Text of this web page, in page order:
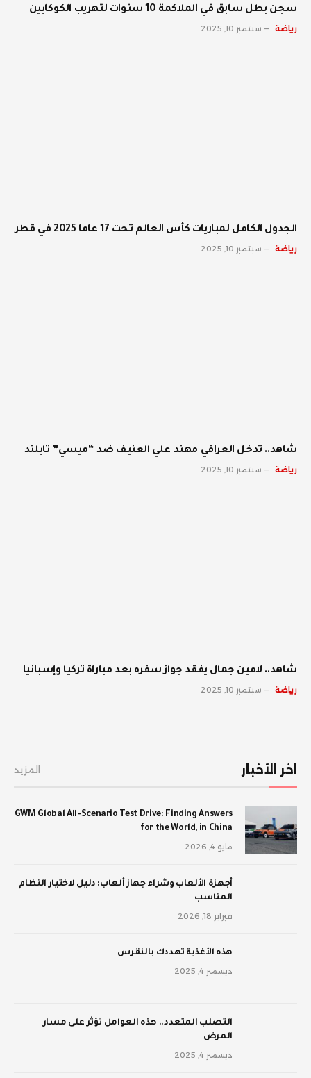
سجن بطل سابق في الملاكمة 10 سنوات لتهريب الكوكايين
رياضة سبتمبر 10, 2025
الجدول الكامل لمباريات كأس العالم تحت 17 عاما 2025 في قطر
رياضة سبتمبر 10, 2025
شاهد.. تدخل العراقي مهند علي العنيف ضد “ميسي” تايلند
رياضة سبتمبر 10, 2025
شاهد.. لامين جمال يفقد جواز سفره بعد مباراة تركيا وإسبانيا
رياضة سبتمبر 10, 2025
اخر الأخبار المزيد
GWM Global All-Scenario Test Drive: Finding Answers
for the World, in China
مايو 4, 2026
أجهزة الألعاب وشراء جهاز ألعاب: دليل لاختيار النظام
المناسب
فبراير 18, 2026
‫هذه الأغذية تهددك بالنقرس
ديسمبر 4, 2025
‫التصلب المتعدد.. هذه العوامل تؤثر على مسار
المرض
ديسمبر 4, 2025